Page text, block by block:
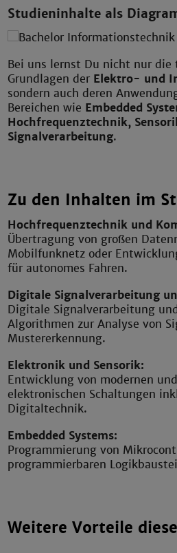
Studieninhalte als
Bei uns lernst Du nicht nur die
Grundlagen der Elektro- und
sondern auch deren
Bereichen wie Embedded
Hochfrequenztechnik,
Signalverarbeitung.
Zu den Inhalten im
Hochfrequenztechnik und
Übertragung von großen
Mobilfunknetz oder
für autonomes Fahren.
Digitale Signalverarbeitung
Digitale Signalverarbeitung
Algorithmen zur Analyse von
Mustererkennung.
Elektronik und Sensorik:
Entwicklung von modernen
elektronischen Schaltungen
Digitaltechnik.
Embedded Systems:
Programmierung von
programmierbaren
Weitere Vorteile